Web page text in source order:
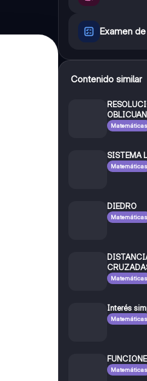
Examen
Contenido similar
Matemáticas
SISTEMA
Matemáticas
DIEDRO
Matemáticas
Matemáticas
Interés
Matemáticas
Matemáticas